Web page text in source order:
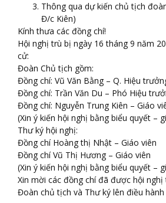
Thông qua dự kiến chủ tịch
Đ/c Kiên)
Kính thưa các đồng chí!
Hội nghị trù bị ngày 16 tháng 9 năm
cử:
Đoàn Chủ tịch gồm:
Đồng chí: Vũ Văn Bằng – Q. Hiệu
Đồng chí: Trần Văn Du – Phó Hiệu
Đồng chí: Nguyễn Trung Kiên – Giáo
(Xin ý kiến hội nghị bằng biểu quyết –
Thư ký hội nghị:
Đồng chí Hoàng thị Nhật – Giáo viên
Đồng chí Vũ Thị Hương – Giáo viên
(Xin ý kiến hội nghị bằng biểu quyết –
Xin mời các đồng chí đã được hội
Đoàn chủ tịch và Thư ký lên điều hành